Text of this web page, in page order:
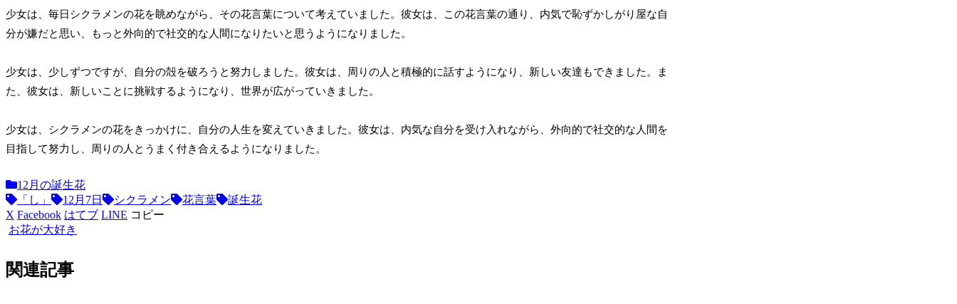
少女は、毎日シクラメンの花を眺めながら、その花言葉について考えていました。彼女は、この花言葉の通り、内気で恥ずかしがり屋な自
分が嫌だと思い、もっと外向的で社交的な人間になりたいと思うようになりました。
少女は、少しずつですが、自分の殻を破ろうと努力しました。彼女は、周りの人と積極的に話すようになり、新しい友達もできました。ま
た、彼女は、新しいことに挑戦するようになり、世界が広がっていきました。
少女は、シクラメンの花をきっかけに、自分の人生を変えていきました。彼女は、内気な自分を受け入れながら、外向的で社交的な人間を
目指して努力し、周りの人とうまく付き合えるようになりました。
12月の誕生花
「し」
12月7日 シクラメン 花言葉
誕生花
X Facebook はてブ LINE コピー
お花が大好き
関連記事